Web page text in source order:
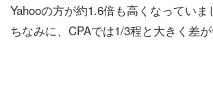
Yahooの方が約1.6倍も高くなっていま
ちなみに、CPAでは1/3程と大きく差が